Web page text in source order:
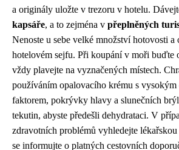
a originály uložte v trezoru v hotelu.
kapsáře, a to zejména v přeplněných
Nenoste u sebe velké množství hotovosti a
hotelovém sejfu. Při koupání v moři buďte
vždy plavejte na vyznačených místech.
používáním opalovacího krému s vysokým
faktorem, pokrývky hlavy a slunečních
tekutin, abyste předešli dehydrataci. V
zdravotních problémů vyhledejte lékařskou
se informujte o platných cestovních